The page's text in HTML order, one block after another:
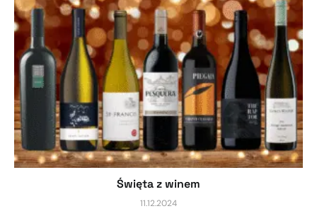
Święta z winem
11.12.2024